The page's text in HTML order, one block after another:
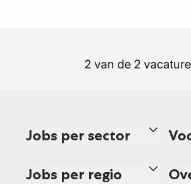
2 van de 2
Jobs per sector
Jobs per regio